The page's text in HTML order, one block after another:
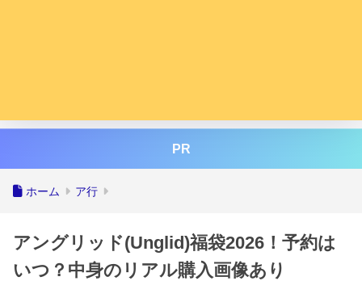
PR
ホーム ア行
アングリッド(Unglid)福袋2026！予約は
いつ？中身のリアル購入画像あり